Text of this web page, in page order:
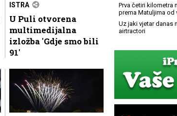
ISTRA
U Puli otvorena
multimedijalna
izložba 'Gdje smo bili
91'
Prva četiri kilometra
prema Matuljima od
Uz jaki vjetar danas
airtractori